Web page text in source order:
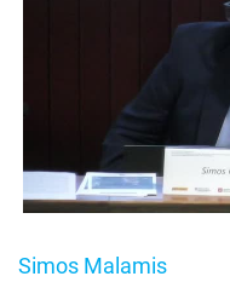
Simos Malamis